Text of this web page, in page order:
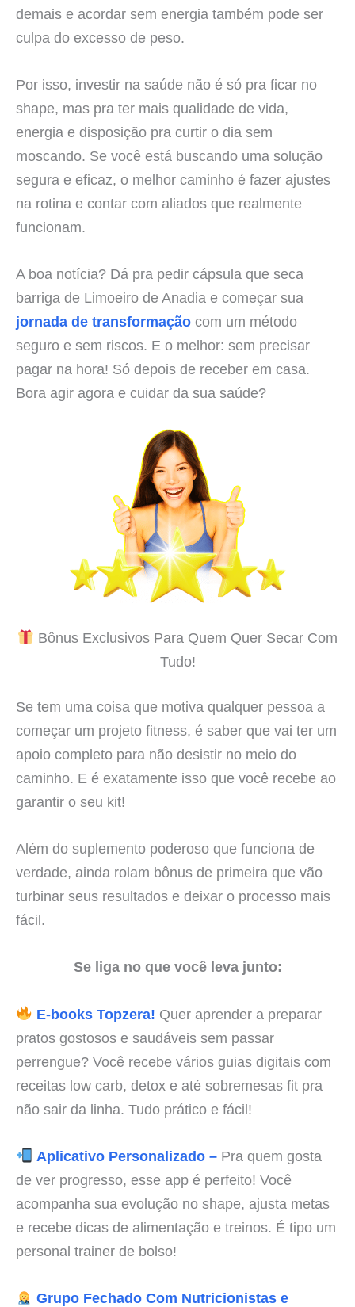
demais e acordar sem energia também pode ser
culpa do excesso de peso.
Por isso, investir na saúde não é só pra ficar no
shape, mas pra ter mais qualidade de vida,
energia e disposição pra curtir o dia sem
moscando. Se você está buscando uma solução
segura e eficaz, o melhor caminho é fazer ajustes
na rotina e contar com aliados que realmente
funcionam.
A boa notícia? Dá pra pedir cápsula que seca
barriga de Limoeiro de Anadia e começar sua
jornada de transformação com um método
seguro e sem riscos. E o melhor: sem precisar
pagar na hora! Só depois de receber em casa.
Bora agir agora e cuidar da sua saúde?
Bônus Exclusivos Para Quem Quer Secar Com
Tudo!
Se tem uma coisa que motiva qualquer pessoa a
começar um projeto fitness, é saber que vai ter um
apoio completo para não desistir no meio do
caminho. E é exatamente isso que você recebe ao
garantir o seu kit!
Além do suplemento poderoso que funciona de
verdade, ainda rolam bônus de primeira que vão
turbinar seus resultados e deixar o processo mais
fácil.
Se liga no que você leva junto:
E-books Topzera! Quer aprender a preparar
pratos gostosos e saudáveis sem passar
perrengue? Você recebe vários guias digitais com
receitas low carb, detox e até sobremesas fit pra
não sair da linha. Tudo prático e fácil!
Aplicativo Personalizado –Pra quem gosta
de ver progresso, esse app é perfeito! Você
acompanha sua evolução no shape, ajusta metas
e recebe dicas de alimentação e treinos. É tipo um
personal trainer de bolso!
Grupo Fechado Com Nutricionistas e